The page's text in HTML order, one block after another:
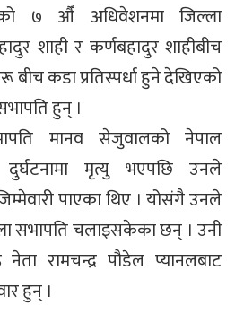
७ औँ अधिवेशनमा जिल्ला
शाही र कर्णबहादुर शाहीबीच
कडा प्रतिस्पर्धा हुने देखिएको
हुन् ।
मानव सेजुवालको नेपाल
मृत्यु भएपछि उनले
पाएका थिए । योसंगै उनले
सभापति चलाइसकेका छन् । उनी
रामचन्द्र पौडेल प्यानलबाट
हुन् ।